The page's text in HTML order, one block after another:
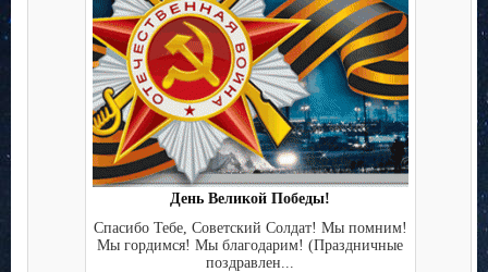
День Великой Победы!
Спасибо Тебе, Советский Солдат! Мы помним!
Мы гордимся! Мы благодарим! (Праздничные
поздравлен...